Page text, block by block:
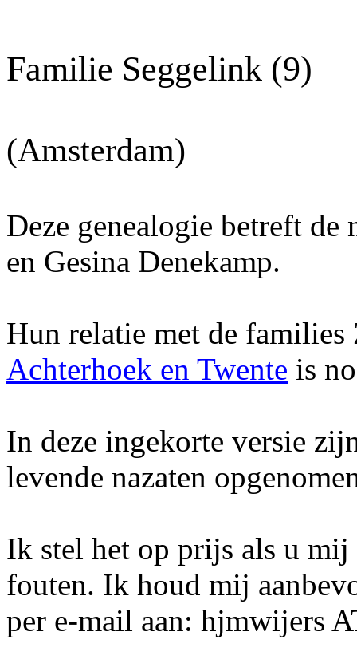
Familie Seggelink (9)
(Amsterdam)
Deze genealogie betreft
en Gesina Denekamp.
Hun relatie met de
Achterhoek en Twente is
In deze ingekorte versie
levende nazaten
Ik stel het op prijs als u mij
fouten. Ik houd mij
per e-mail aan: hjmwijers